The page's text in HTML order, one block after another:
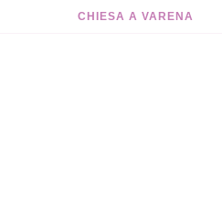
CHIESA A VARENA